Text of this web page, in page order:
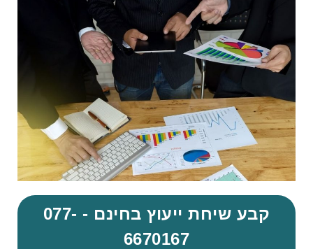
קבע שיחת ייעוץ בחינם - 077-
6670167